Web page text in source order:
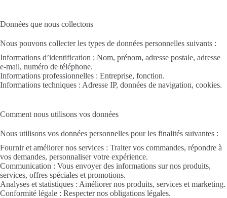
Données que nous collectons
Nous pouvons collecter les types de données personnelles suivants :
Informations d’identification : Nom, prénom, adresse postale, adresse
e-mail, numéro de téléphone.
Informations professionnelles : Entreprise, fonction.
Informations techniques : Adresse IP, données de navigation, cookies.
Comment nous utilisons vos données
Nous utilisons vos données personnelles pour les finalités suivantes :
Fournir et améliorer nos services : Traiter vos commandes, répondre à
vos demandes, personnaliser votre expérience.
Communication : Vous envoyer des informations sur nos produits,
services, offres spéciales et promotions.
Analyses et statistiques : Améliorer nos produits, services et marketing.
Conformité légale : Respecter nos obligations légales.